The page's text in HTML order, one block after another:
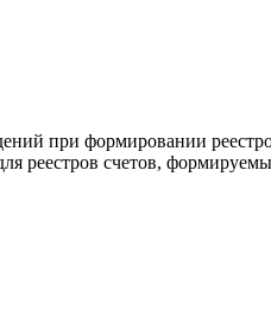
при формировании
реестров счетов,